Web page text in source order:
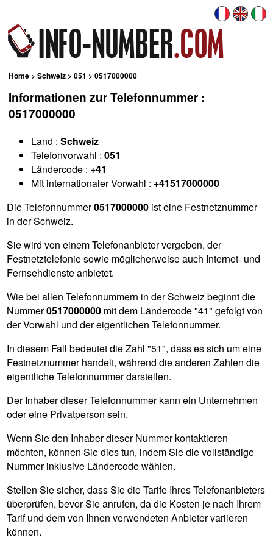
Home >Schweiz >051 > 0517000000
Informationen zur Telefonnummer :
0517000000
Land :Schweiz
Telefonvorwahl :051
Ländercode : +41
Mit internationaler Vorwahl : +41517000000
Die Telefonnummer0517000000 ist eine Festnetznummer
in der Schweiz.
Sie wird von einem Telefonanbieter vergeben, der
Festnetztelefonie sowie möglicherweise auch Internet- und
Fernsehdienste anbietet.
Wie bei allen Telefonnummern in der Schweiz beginnt die
Nummer0517000000 mit dem Ländercode "41" gefolgt von
der Vorwahl und der eigentlichen Telefonnummer.
In diesem Fall bedeutet die Zahl "51", dass es sich um eine
Festnetznummer handelt, während die anderen Zahlen die
eigentliche Telefonnummer darstellen.
Der Inhaber dieser Telefonnummer kann ein Unternehmen
oder eine Privatperson sein.
Wenn Sie den Inhaber dieser Nummer kontaktieren
möchten, können Sie dies tun, indem Sie die vollständige
Nummer inklusive Ländercode wählen.
Stellen Sie sicher, dass Sie die Tarife Ihres Telefonanbieters
überprüfen, bevor Sie anrufen, da die Kosten je nach Ihrem
Tarif und dem von Ihnen verwendeten Anbieter variieren
können.